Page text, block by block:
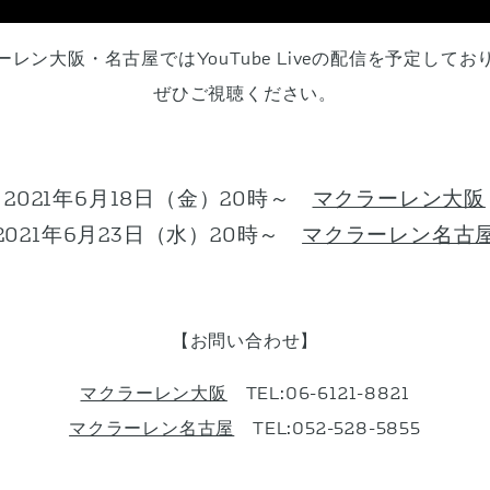
レン大阪・名古屋ではYouTube Liveの配信を予定しており
ぜひご視聴ください。
2021年6月18日（金）20時～ マクラーレン大阪
年6月23日（水）20時～ マクラーレン名古
【お問い合わせ】
マクラーレン大阪
TEL:06-6121-8821
マクラーレン名古屋
TEL:052-528-5855